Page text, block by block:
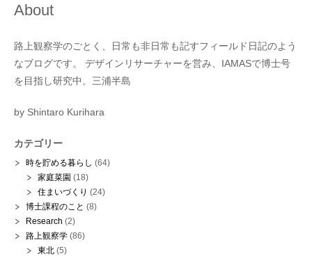
About
路上観察学のごとく、日常も非日常も記すフィールド日記のよう
なブログです。 デザインリサーチャーを営み、IAMASで博士号
を目指し研究中。三浦半島
by Shintaro Kurihara
カテゴリー
時を貯める暮らし (64)
家庭菜園 (18)
住まいづくり (24)
博士課程のこと (8)
Research (2)
路上観察学 (86)
東北 (5)